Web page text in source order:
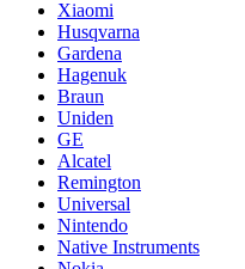
Xiaomi
Husqvarna
Gardena
Hagenuk
Braun
Uniden
GE
Alcatel
Remington
Universal
Nintendo
Native Instruments